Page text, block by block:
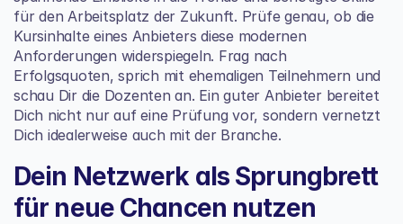
für den Arbeitsplatz der Zukunft. Prüfe genau, ob die
Kursinhalte eines Anbieters diese modernen
Anforderungen widerspiegeln. Frag nach
Erfolgsquoten, sprich mit ehemaligen Teilnehmern und
schau Dir die Dozenten an. Ein guter Anbieter bereitet
Dich nicht nur auf eine Prüfung vor, sondern vernetzt
Dich idealerweise auch mit der Branche.
Dein Netzwerk als Sprungbrett
für neue Chancen nutzen